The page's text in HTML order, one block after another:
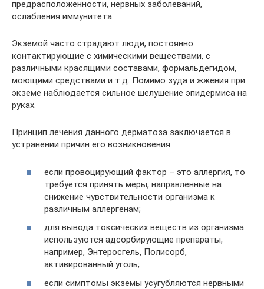
предрасположенности, нервных заболеваний,
ослабления иммунитета.
Экземой часто страдают люди, постоянно
контактирующие с химическими веществами, с
различными красящими составами, формальдегидом,
моющими средствами и т.д. Помимо зуда и жжения при
экземе наблюдается сильное шелушение эпидермиса на
руках.
Принцип лечения данного дерматоза заключается в
устранении причин его возникновения:
если провоцирующий фактор – это аллергия, то
требуется принять меры, направленные на
снижение чувствительности организма к
различным аллергенам;
для вывода токсических веществ из организма
используются адсорбирующие препараты,
например, Энтеросгель, Полисорб,
активированный уголь;
если симптомы экземы усугубляются нервными